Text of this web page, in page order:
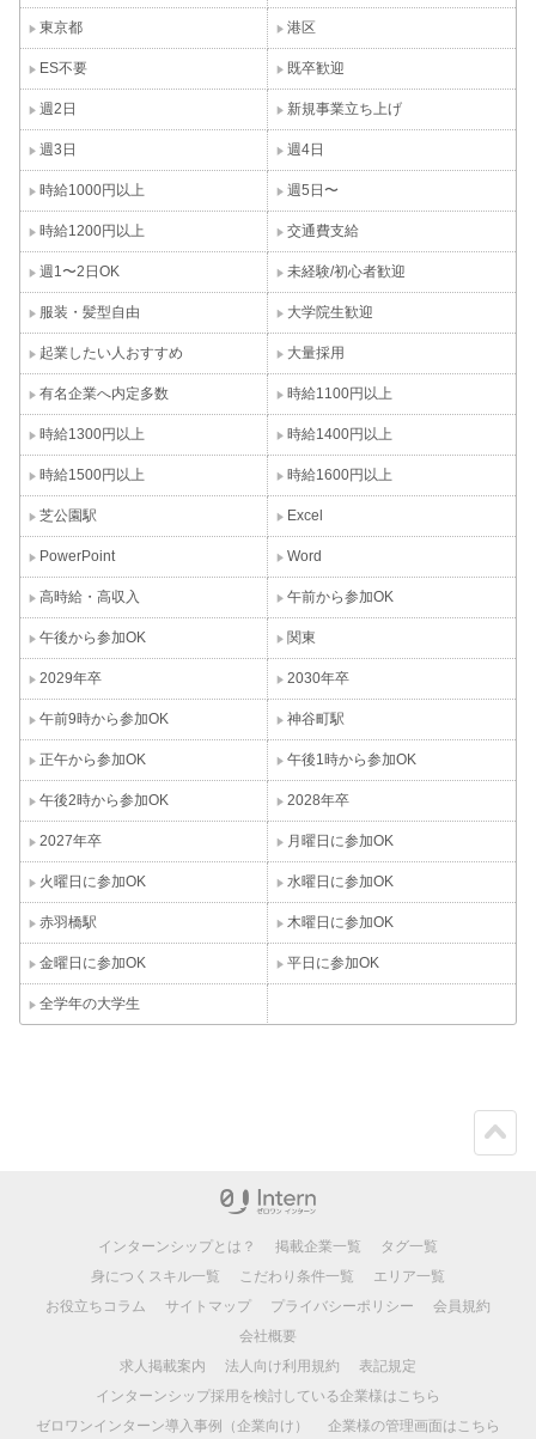
東京都 港区
ES不要 既卒歓迎
週2日 新規事業立ち上げ
週3日 週4日
時給1000円以上 週5日〜
時給1200円以上 交通費支給
週1〜2日OK 未経験/初心者歓迎
服装・髪型自由 大学院生歓迎
起業したい人おすすめ 大量採用
有名企業へ内定多数 時給1100円以上
時給1300円以上 時給1400円以上
時給1500円以上 時給1600円以上
芝公園駅 Excel
PowerPoint Word
高時給・高収入 午前から参加OK
午後から参加OK 関東
2029年卒 2030年卒
午前9時から参加OK 神谷町駅
正午から参加OK 午後1時から参加OK
午後2時から参加OK 2028年卒
2027年卒 月曜日に参加OK
火曜日に参加OK 水曜日に参加OK
赤羽橋駅 木曜日に参加OK
金曜日に参加OK 平日に参加OK
全学年の大学生
インターンシップとは？ 掲載企業一覧
タグ一覧
身につくスキル一覧
こだわり条件一覧
エリア一覧
お役立ちコラム
サイトマップ プライバシーポリシー
会員規約
会社概要
求人掲載案内
法人向け利用規約
表記規定
インターンシップ採用を検討している企業様はこちら
ゼロワンインターン導入事例（企業向け）
企業様の管理画面はこちら